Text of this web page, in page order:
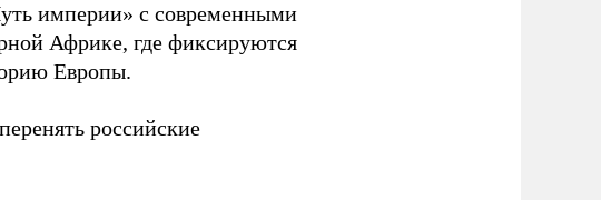
империи» с современными
Африке, где фиксируются
Европы.
российские